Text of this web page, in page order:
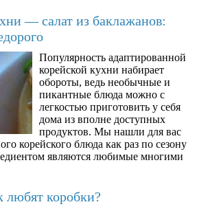
— салат из баклажанов:
Популярность адаптированной
корейской кухни набирает
обороты, ведь необычные и
пикантные блюда можно с
легкостью приготовить у себя
дома из вполне доступных
продуктов. Мы нашли для вас
корейского блюда как раз по сезону
являются любимые многими
коробки?